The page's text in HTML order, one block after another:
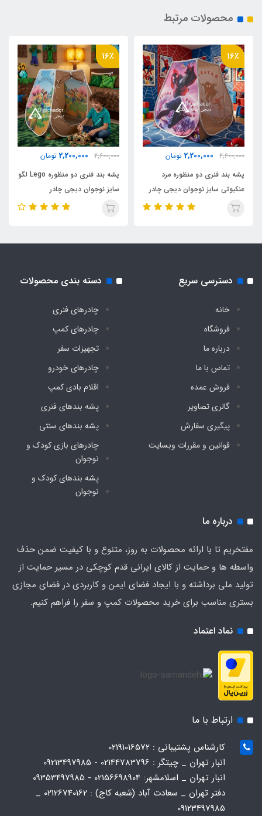
نوار محافظ ابریشم روی فنر
دارد
نوع اسکلت
فنری روکشدار آسان تاشو
اقلام همراه
کیف حمل مخصوص
محصولات مرتبط
16٪
2,600,000
2,200,000 تومان
پشه بند فنری دو منظوره مرد
عنکبوتی سایز نوجوان دیجی چادر
16٪
2,600,000
2,200,000 تومان
پشه بند فنری دو منظوره Lego لگو
سایز نوجوان دیجی چادر
نماد اعتماد
دسترسی سریع
خانه
فروشگاه
درباره ما
تماس با ما
فروش عمده
گالری تصاویر
پیگیری سفارش
قوانین و مقررات وبسایت
دسته بندی محصولات
چادرهای فنری
چادرهای کمپ
تجهیزات سفر
چادرهای خودرو
اقلام بادی کمپ
پشه‌ بندهای فنری
پشه‌ بندهای سنتی
چادرهای بازی کودک و
نوجوان
پشه‌ بندهای کودک و
نوجوان
درباره ما
مفتخریم تا با ارائه محصولات به روز، متنوع و با کیفیت ضمن حذف
واسطه ها و حمایت از کالای ایرانی قدم کوچکی در مسیر حمایت از
تولید ملی برداشته و با ایجاد فضای ایمن و کاربردی در فضای مجازی
بستری مناسب برای خرید محصولات کمپ و سفر را فراهم کنیم.
ارتباط با ما
کارشناس پشتیبانی : 02191016572
انبار تهران _ چیتگر : 02144783796 - 09213497985
انبار تهران _ اسلامشهر: 02156698904 - 09353497985
دفتر تهران _ سعادت آباد (شعبه کاج) : 02126740162 _
09123497985